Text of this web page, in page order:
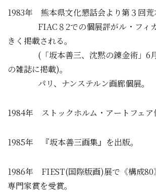
1983年 熊本県文化懇話会より第３回荒
FIAC８2での個展評がル・フィガ
きく掲載される。
(「坂本善三、沈黙の錬金術」6月
の雑誌に掲載)。
パリ、ナンステルン画廊個展。
1984年 ストックホルム・アートフェア
1985年 『坂本善三画集』を出版。
1986年 FIEST(国際版画)展で《構成80
専門家賞を受賞。